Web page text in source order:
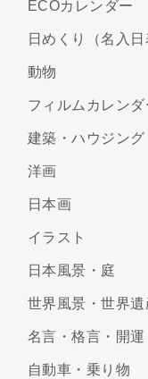
ECOカレンダー
日めくり（名入日
動物
フィルムカレンダ
建築・ハウジング
洋画
日本画
イラスト
日本風景・庭
世界風景・世界遺
名言・格言・開運
自動車・乗り物